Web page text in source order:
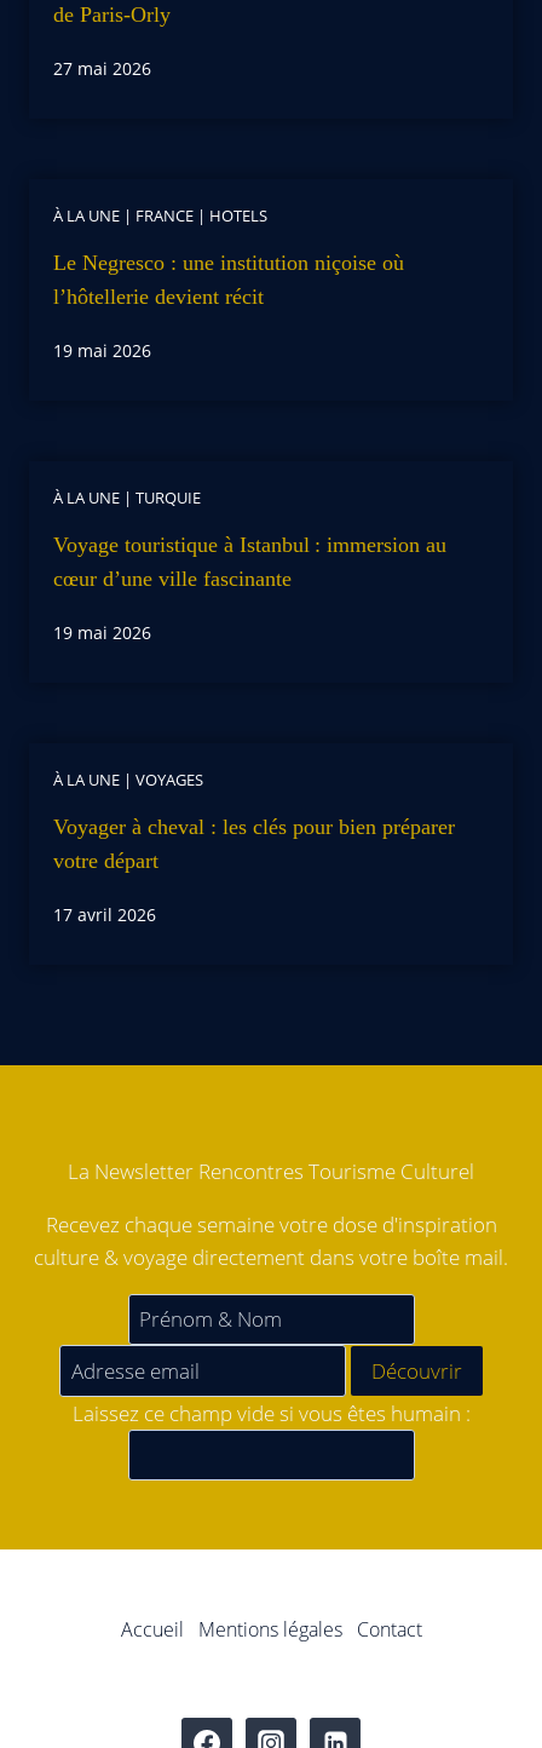
de Paris-Orly
27 mai 2026
À LA UNE | FRANCE | HOTELS
Le Negresco : une institution niçoise où
l’hôtellerie devient récit
19 mai 2026
À LA UNE | TURQUIE
Voyage touristique à Istanbul : immersion au
cœur d’une ville fascinante
19 mai 2026
À LA UNE | VOYAGES
Voyager à cheval : les clés pour bien préparer
votre départ
17 avril 2026
La Newsletter Rencontres Tourisme Culturel
Recevez chaque semaine votre dose d'inspiration
culture & voyage directement dans votre boîte mail.
Laissez ce champ vide si vous êtes humain :
Accueil Mentions légales Contact